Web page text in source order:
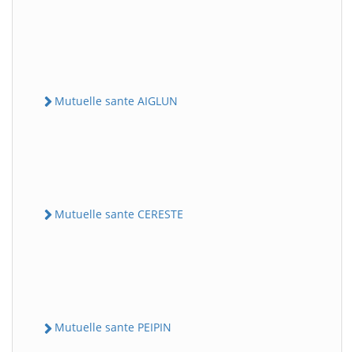
Mutuelle sante AIGLUN
Mutuelle sante CERESTE
Mutuelle sante PEIPIN